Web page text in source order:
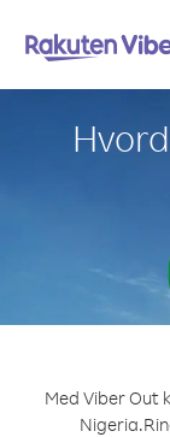
Med Viber Out
Nigeria.